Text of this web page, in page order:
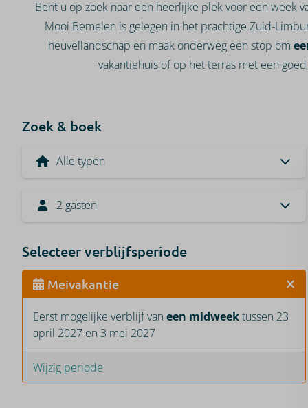
Bent u op zoek naar een heerlijke plek voor een week
Mooi Bemelen is gelegen in het prachtige Zuid-
heuvellandschap en maak onderweg een stop om
vakantiehuis of op het terras met een
Zoek & boek
2 gasten
Selecteer verblijfsperiode
Meivakantie
Eerst mogelijke verblijf vaneen midweektussen 23
april 2027 en 3 mei 2027
Wijzig periode